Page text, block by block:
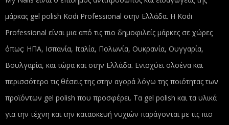
μάρκας gel polish Kodi Professional στην Ελλάδα. Η Kodi
Professional είναι μια από τις πιο δημοφιλείς μάρκες σε χώρες
όπως: ΗΠΑ, Ισπανία, Ιταλία, Πολωνία, Ουκρανία, Ουγγαρία,
Βουλγαρία, και τώρα και στην Ελλάδα. Ενισχύει ολοένα και
περισσότερο τις θέσεις της στην αγορά λόγω της ποιότητας των
προϊόντων gel polish που προσφέρει. Τα gel polish και τα υλικά
για την τέχνη και την κατασκευή νυχιών παράγονται με τις πιο